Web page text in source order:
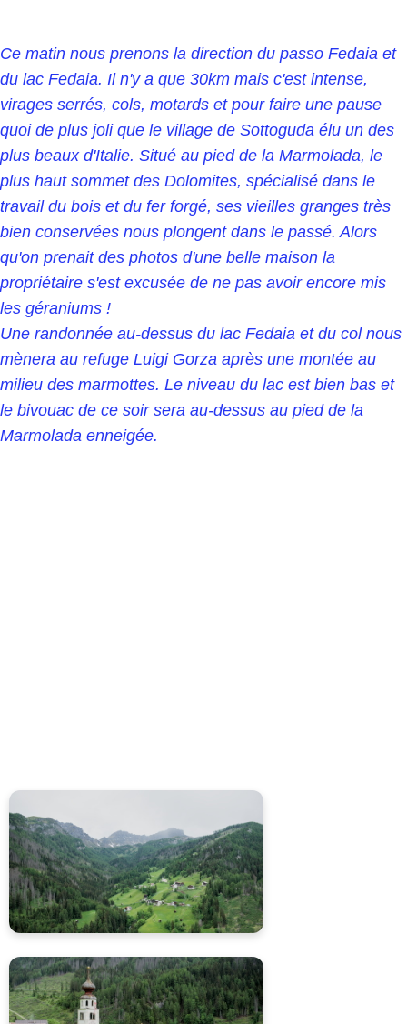
Ce matin nous prenons la direction du passo Fedaia et
du lac Fedaia. Il n'y a que 30km mais c'est intense,
virages serrés, cols, motards et pour faire une pause
quoi de plus joli que le village de Sottoguda élu un des
plus beaux d'Italie. Situé au pied de la Marmolada, le
plus haut sommet des Dolomites, spécialisé dans le
travail du bois et du fer forgé, ses vieilles granges très
bien conservées nous plongent dans le passé. Alors
qu'on prenait des photos d'une belle maison la
propriétaire s'est excusée de ne pas avoir encore mis
les géraniums !
Une randonnée au-dessus du lac Fedaia et du col nous
mènera au refuge Luigi Gorza après une montée au
milieu des marmottes. Le niveau du lac est bien bas et
le bivouac de ce soir sera au-dessus au pied de la
Marmolada enneigée.